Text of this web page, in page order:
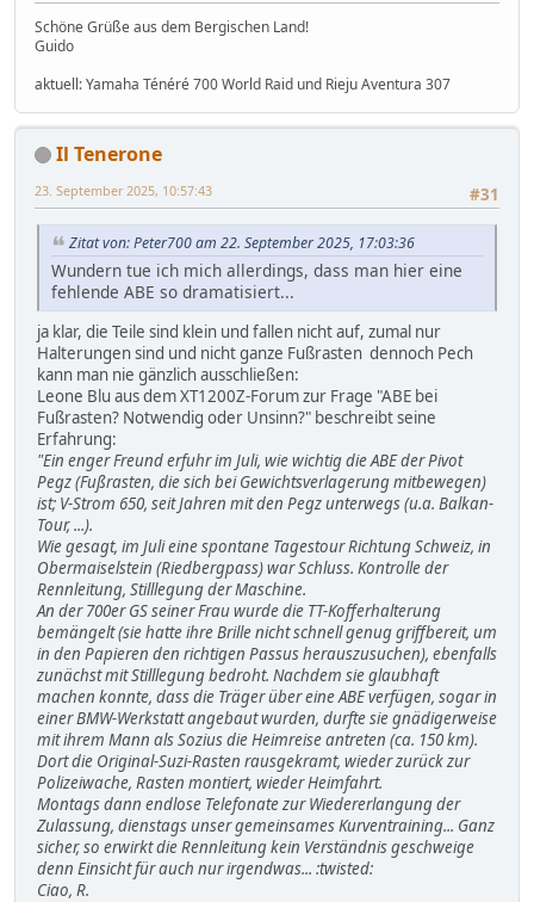
Schöne Grüße aus dem Bergischen Land!
Guido
aktuell: Yamaha Ténéré 700 World Raid und Rieju Aventura 307
Il Tenerone
#31
23. September 2025, 10:57:43
Zitat von: Peter700 am 22. September 2025, 17:03:36
Wundern tue ich mich allerdings, dass man hier eine
fehlende ABE so dramatisiert...
ja klar, die Teile sind klein und fallen nicht auf, zumal nur
Halterungen sind und nicht ganze Fußrasten dennoch Pech
kann man nie gänzlich ausschließen:
Leone Blu aus dem XT1200Z-Forum zur Frage "ABE bei
Fußrasten? Notwendig oder Unsinn?" beschreibt seine
Erfahrung:
"Ein enger Freund erfuhr im Juli, wie wichtig die ABE der Pivot
Pegz (Fußrasten, die sich bei Gewichtsverlagerung mitbewegen)
ist; V-Strom 650, seit Jahren mit den Pegz unterwegs (u.a. Balkan-
Tour, ...).
Wie gesagt, im Juli eine spontane Tagestour Richtung Schweiz, in
Obermaiselstein (Riedbergpass) war Schluss. Kontrolle der
Rennleitung, Stilllegung der Maschine.
An der 700er GS seiner Frau wurde die TT-Kofferhalterung
bemängelt (sie hatte ihre Brille nicht schnell genug griffbereit, um
in den Papieren den richtigen Passus herauszusuchen), ebenfalls
zunächst mit Stilllegung bedroht. Nachdem sie glaubhaft
machen konnte, dass die Träger über eine ABE verfügen, sogar in
einer BMW-Werkstatt angebaut wurden, durfte sie gnädigerweise
mit ihrem Mann als Sozius die Heimreise antreten (ca. 150 km).
Dort die Original-Suzi-Rasten rausgekramt, wieder zurück zur
Polizeiwache, Rasten montiert, wieder Heimfahrt.
Montags dann endlose Telefonate zur Wiedererlangung der
Zulassung, dienstags unser gemeinsames Kurventraining... Ganz
sicher, so erwirkt die Rennleitung kein Verständnis geschweige
denn Einsicht für auch nur irgendwas... :twisted:
Ciao, R.